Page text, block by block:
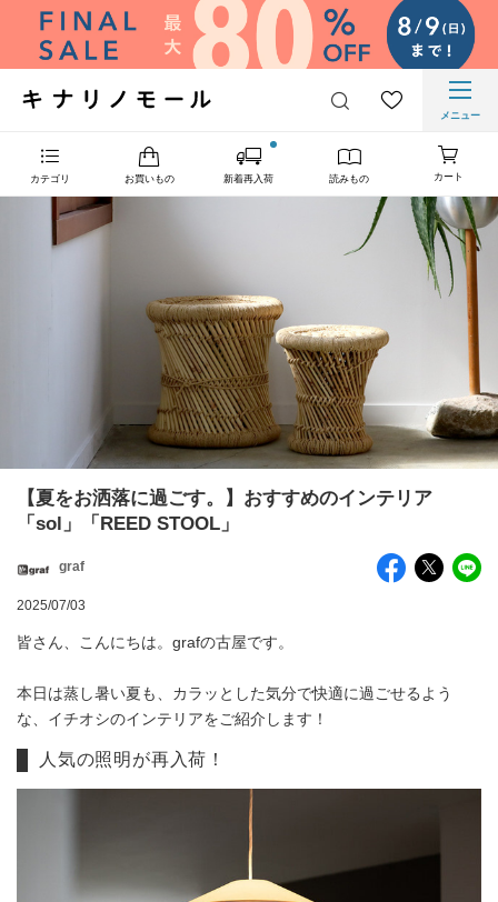
メニュー
カテゴリ お買いもの 新着再入荷 読みもの カート
【夏をお洒落に過ごす。】おすすめのインテリア
「sol」「REED STOOL」
graf
2025/07/03
皆さん、こんにちは。grafの古屋です。
本日は蒸し暑い夏も、カラッとした気分で快適に過ごせるよう
な、イチオシのインテリアをご紹介します！
人気の照明が再入荷！